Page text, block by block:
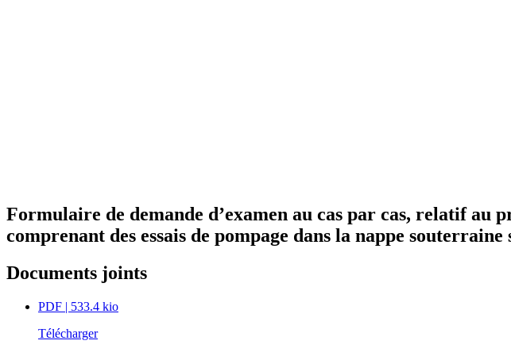
Formulaire de demande d’examen au cas par cas, relatif au
comprenant des essais de pompage dans la nappe
Documents joints
PDF | 533.4 kio
Télécharger